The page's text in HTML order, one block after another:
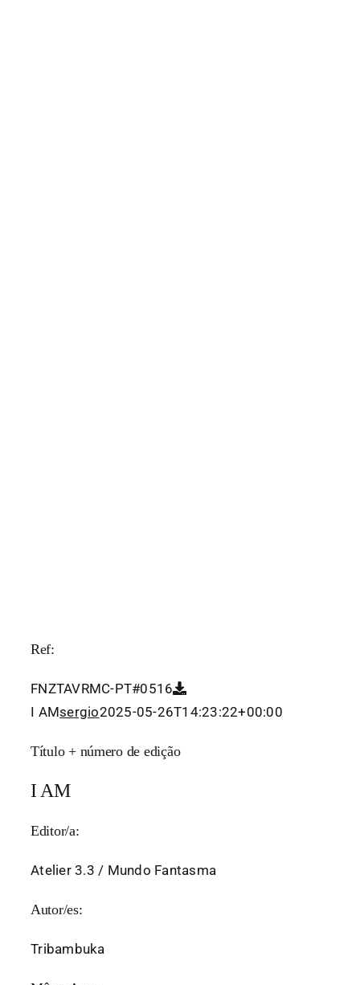
Ref:
FNZTAVRMC-PT#0516
I AMsergio2025-05-26T14:23:22+00:00
Título + número de edição
I AM
Editor/a:
Atelier 3.3 / Mundo Fantasma
Autor/es:
Tribambuka